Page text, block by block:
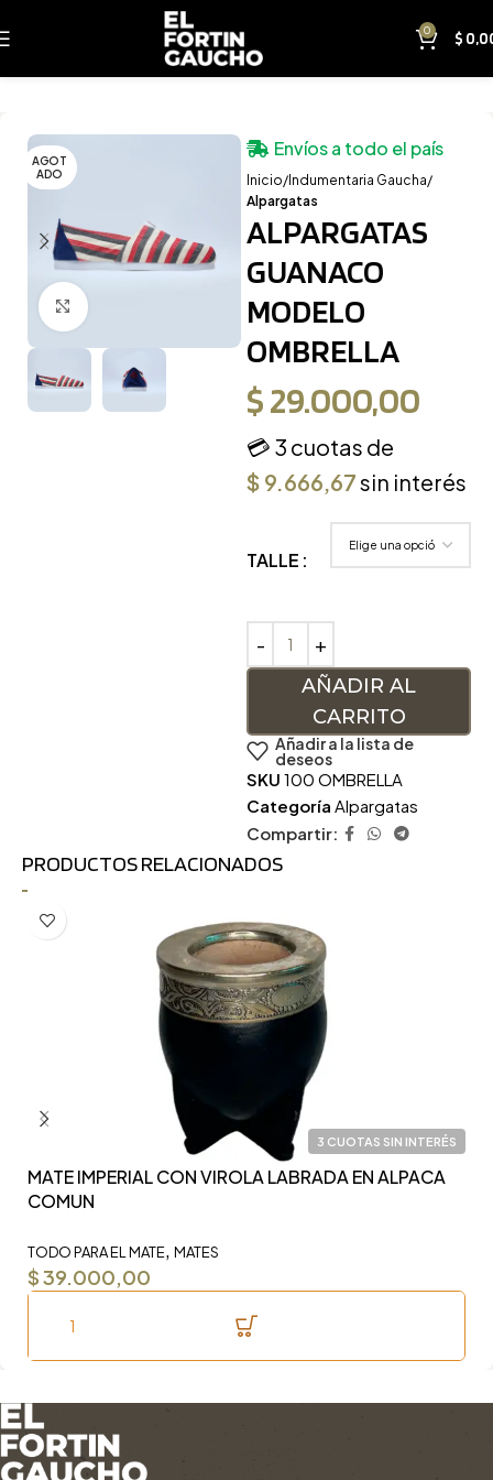
0 $
AGOT
ADO
Clic para ampliar
Inicio
Indumentaria Gaucha
Alpargatas
Envíos a todo el país
ALPARGATAS
GUANACO
MODELO
OMBRELLA
$29.000,00
💳 3 cuotas de
$ 9.666,67sin interés
TALLE
AÑADIR AL
CARRITO
Añadir a la lista de
deseos
SKU 100 OMBRELLA
Categoría Alpargatas
Compartir:
PRODUCTOS RELACIONADOS
3 CUOTAS SIN INTERÉS
MATE IMPERIAL CON VIROLA LABRADA EN ALPACA
COMUN
TODO PARA EL MATE, MATES
$39.000,00